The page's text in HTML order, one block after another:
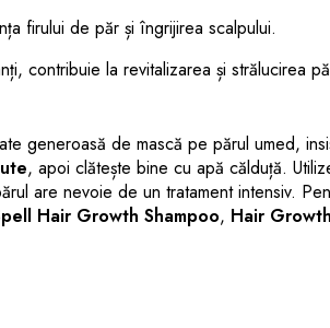
firului de păr și îngrijirea scalpului.
contribuie la revitalizarea și strălucirea
generoasă de mască pe părul umed,
, apoi clătește bine cu apă călduță.
are nevoie de un tratament intensiv.
Hair Growth Shampoo, Hair